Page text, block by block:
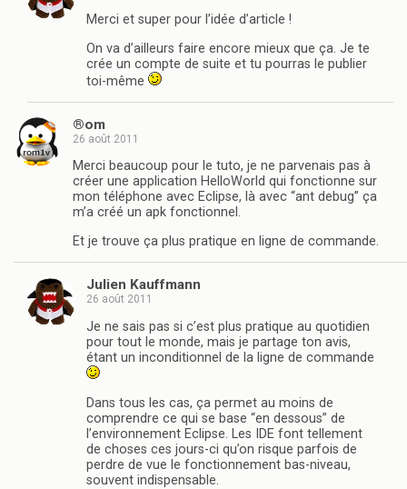
Merci et super pour l’idée d’article !
On va d’ailleurs faire encore mieux que ça. Je te
crée un compte de suite et tu pourras le publier
toi-même
®om
26 août 2011
Merci beaucoup pour le tuto, je ne parvenais pas à
créer une application HelloWorld qui fonctionne sur
mon téléphone avec Eclipse, là avec “ant debug” ça
m’a créé un apk fonctionnel.
Et je trouve ça plus pratique en ligne de commande.
Julien Kauffmann
26 août 2011
Je ne sais pas si c’est plus pratique au quotidien
pour tout le monde, mais je partage ton avis,
étant un inconditionnel de la ligne de commande
Dans tous les cas, ça permet au moins de
comprendre ce qui se base “en dessous” de
l’environnement Eclipse. Les IDE font tellement
de choses ces jours-ci qu’on risque parfois de
perdre de vue le fonctionnement bas-niveau,
souvent indispensable.